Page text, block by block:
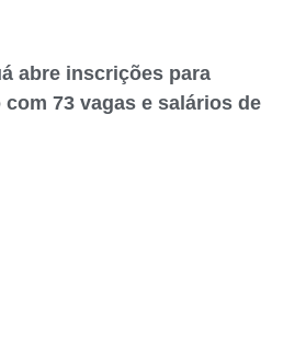
abre inscrições para
73 vagas e salários de